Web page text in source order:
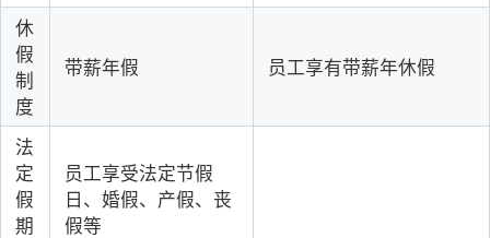
休
假
制
度
带薪年假 员工享有带薪年休假
法
定
假
期
员工享受法定节假
日、婚假、产假、丧
假等